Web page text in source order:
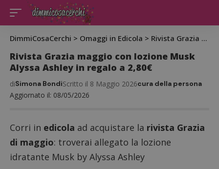
DimmiCosaCerchi > Omaggi in Edicola > Rivista Grazia maggio con lozione Musk Alyssa Ashley in regalo a 2,80€
Rivista Grazia maggio con lozione Musk
Alyssa Ashley in regalo a 2,80€
Aggiornato il: 08/05/2026
diSimona BondiScritto il 8 Maggio 2026cura della persona
Corri in edicola ad acquistare la rivista Grazia
di maggio: troverai allegato la lozione
idratante Musk by Alyssa Ashley